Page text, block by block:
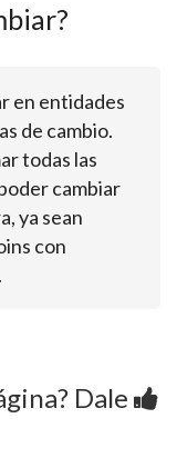
en entidades
de cambio.
todas las
cambiar
ya sean
con
Dale